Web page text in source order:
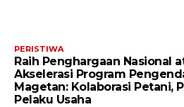
PERISTIWA
Raih Penghargaan Nasional
Akselerasi Program
Magetan: Kolaborasi Petani,
Pelaku Usaha